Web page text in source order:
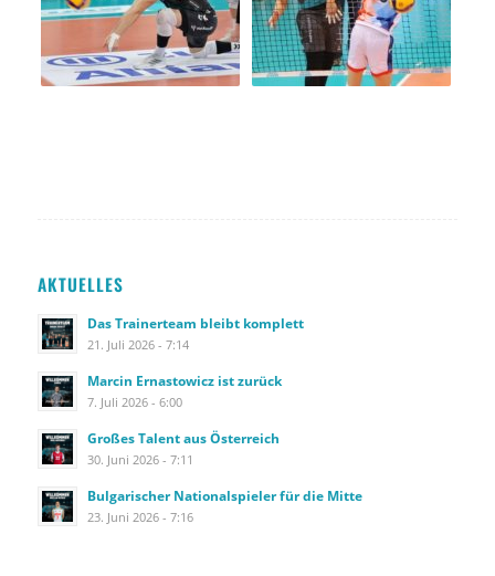
AKTUELLES
Das Trainerteam bleibt komplett
21. Juli 2026 - 7:14
Marcin Ernastowicz ist zurück
7. Juli 2026 - 6:00
Großes Talent aus Österreich
30. Juni 2026 - 7:11
Bulgarischer Nationalspieler für die Mitte
23. Juni 2026 - 7:16